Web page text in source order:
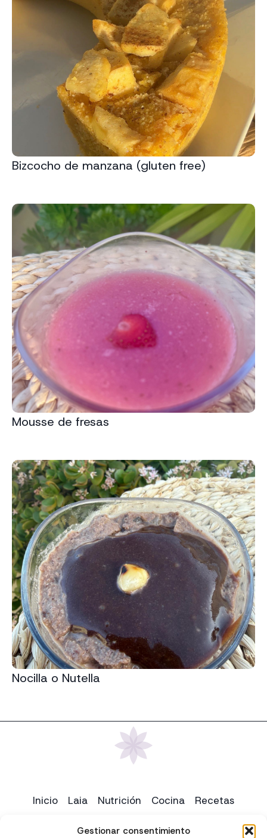
Gestionar consentimiento
Bizcocho de manzana (gluten free)
Mousse de fresas
Nocilla o Nutella
Inicio Laia Nutrición Cocina Recetas
Yoga Contacto